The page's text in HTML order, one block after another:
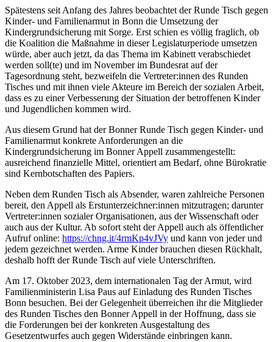
Spätestens seit Anfang des Jahres beobachtet der Runde Tisch gegen
Kinder- und Familienarmut in Bonn die Umsetzung der
Kindergrundsicherung mit Sorge. Erst schien es völlig fraglich, ob
die Koalition die Maßnahme in dieser Legislaturperiode umsetzen
würde, aber auch jetzt, da das Thema im Kabinett verabschiedet
werden soll(te) und im November im Bundesrat auf der
Tagesordnung steht, bezweifeln die Vertreter:innen des Runden
Tisches und mit ihnen viele Akteure im Bereich der sozialen Arbeit,
dass es zu einer Verbesserung der Situation der betroffenen Kinder
und Jugendlichen kommen wird.
Aus diesem Grund hat der Bonner Runde Tisch gegen Kinder- und
Familienarmut konkrete Anforderungen an die
Kindergrundsicherung im Bonner Appell zusammengestellt:
ausreichend finanzielle Mittel, orientiert am Bedarf, ohne Bürokratie
sind Kernbotschaften des Papiers.
Neben dem Runden Tisch als Absender, waren zahlreiche Personen
bereit, den Appell als Erstunterzeichner:innen mitzutragen; darunter
Vertreter:innen sozialer Organisationen, aus der Wissenschaft oder
auch aus der Kultur. Ab sofort steht der Appell auch als öffentlicher
Aufruf online: https://chng.it/4rmKp4vJVy und kann von jeder und
jedem gezeichnet werden. Arme Kinder brauchen diesen Rückhalt,
deshalb hofft der Runde Tisch auf viele Unterschriften.
Am 17. Oktober 2023, dem internationalen Tag der Armut, wird
Familienministerin Lisa Paus auf Einladung des Runden Tisches
Bonn besuchen. Bei der Gelegenheit überreichen ihr die Mitglieder
des Runden Tisches den Bonner Appell in der Hoffnung, dass sie
die Forderungen bei der konkreten Ausgestaltung des
Gesetzentwurfes auch gegen Widerstände einbringen kann.